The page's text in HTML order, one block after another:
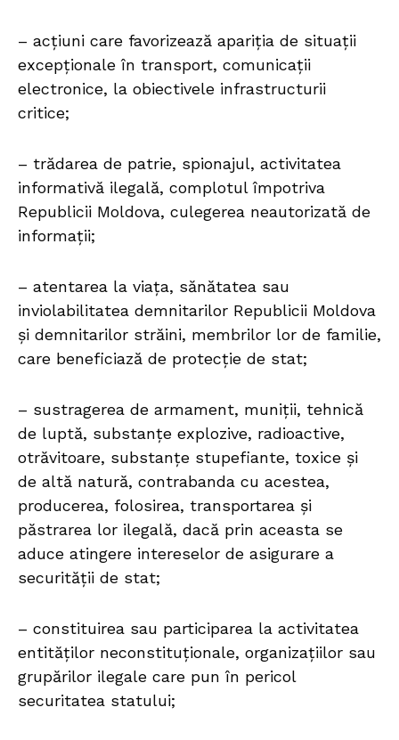
– acţiuni care favorizează apariţia de situaţii
excepţionale în transport, comunicaţii
electronice, la obiectivele infrastructurii
critice;
– trădarea de patrie, spionajul, activitatea
informativă ilegală, complotul împotriva
Republicii Moldova, culegerea neautorizată de
informaţii;
– atentarea la viaţa, sănătatea sau
inviolabilitatea demnitarilor Republicii Moldova
şi demnitarilor străini, membrilor lor de familie,
care beneficiază de protecţie de stat;
– sustragerea de armament, muniţii, tehnică
de luptă, substanţe explozive, radioactive,
otrăvitoare, substanţe stupefiante, toxice şi
de altă natură, contrabanda cu acestea,
producerea, folosirea, transportarea şi
păstrarea lor ilegală, dacă prin aceasta se
aduce atingere intereselor de asigurare a
securităţii de stat;
– constituirea sau participarea la activitatea
entităților neconstituționale, organizaţiilor sau
grupărilor ilegale care pun în pericol
securitatea statului;